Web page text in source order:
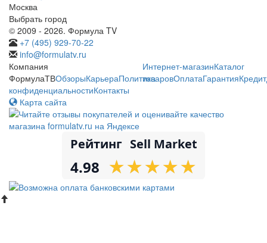
Москва
Выбрать город
© 2009 - 2026. Формула TV
+7 (495) 929-70-22
info@formulatv.ru
Компания
ФормулаТВОбзорыКарьераПолитика
конфиденциальностиКонтакты
Интернет-магазинКаталог
товаровОплатаГарантияКредит
Карта сайта
Рейтинг Sell Market
4.98 ★
★★
★★
★★
★★
★